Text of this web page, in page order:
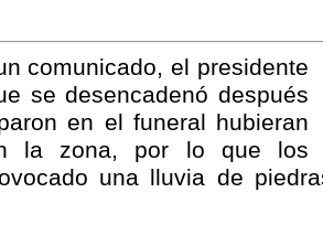
comunicado, el presidente
se desencadenó después
en el funeral hubieran
la zona, por lo que los
una lluvia de